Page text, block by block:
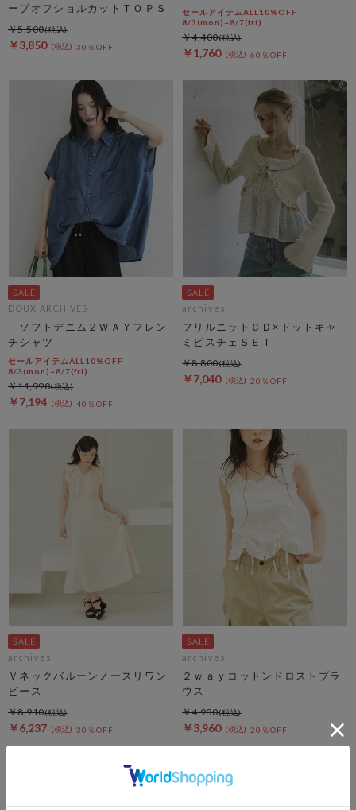
ープオフショルカットＴＯＰＳ
￥3,850 30％OFF
￥5,500
セールアイテムALL10%OFF
8/3(mon)~8/7(fri)
￥1,760 60％OFF
￥4,400
DOUX ARCHIVES
ソフトデニム２ＷＡＹフレン
チシャツ
セールアイテムALL10%OFF
8/3(mon)~8/7(fri)
￥7,194 40％OFF
￥11,990
archives
フリルニットＣＤ×ドットキャ
ミビスチェＳＥＴ
￥7,040 20％OFF
￥8,800
archives
Ｖネックバルーンノースリワン
ピース
￥6,237 30％OFF
￥8,910
archives
２ｗａｙコットンドロストブラ
ウス
￥3,960 20％OFF
￥4,950